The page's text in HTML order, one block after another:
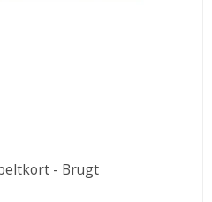
- Brugt